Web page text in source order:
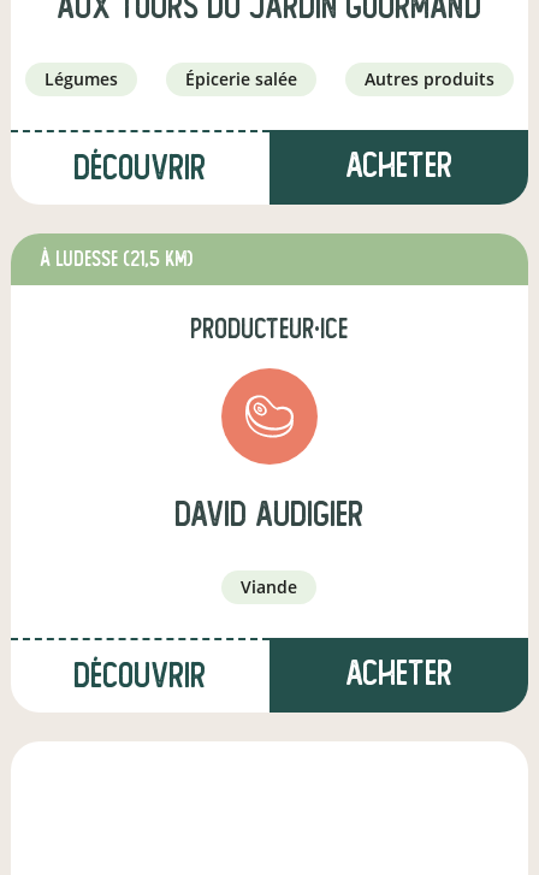
légumes épicerie salée autres produits
Découvrir Acheter
à Ludesse (21,5 km)
producteur·ice
david audigier
viande
Découvrir Acheter